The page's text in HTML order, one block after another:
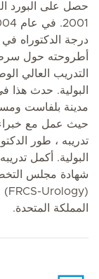
حصل على البورد
درجة الدكتوراه
التدريب العالي
البولية. حدث
مدينة بلفاست
حيث عمل مع خبراء
تدريبه ، طور
شهادة مجلس
المملكة المتحدة.